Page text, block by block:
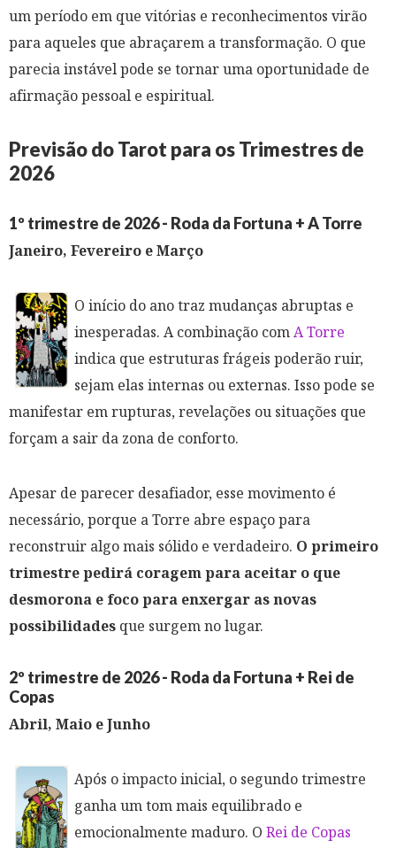
um período em que vitórias e reconhecimentos virão
para aqueles que abraçarem a transformação. O que
parecia instável pode se tornar uma oportunidade de
afirmação pessoal e espiritual.
Previsão do Tarot para os Trimestres de
2026
1º trimestre de 2026 - Roda da Fortuna + A Torre
Janeiro, Fevereiro e Março
O início do ano traz mudanças abruptas e
inesperadas. A combinação comA Torre
indica que estruturas frágeis poderão ruir,
sejam elas internas ou externas. Isso pode se
manifestar em rupturas, revelações ou situações que
forçam a sair da zona de conforto.
Apesar de parecer desafiador, esse movimento é
necessário, porque a Torre abre espaço para
reconstruir algo mais sólido e verdadeiro. O primeiro
trimestre pedirá coragem para aceitar o que
desmorona e foco para enxergar as novas
possibilidades que surgem no lugar.
2º trimestre de 2026 - Roda da Fortuna + Rei de
Copas
Abril, Maio e Junho
Após o impacto inicial, o segundo trimestre
ganha um tom mais equilibrado e
emocionalmente maduro. O Rei de Copas